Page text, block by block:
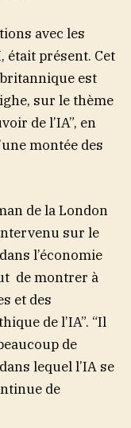
avec les
était présent. Cet
est
sur le thème
de l’IA”, en
montée des
de la London
sur le
l’économie
de montrer à
et des
de l’IA”. “Il
de
lequel l’IA se
de